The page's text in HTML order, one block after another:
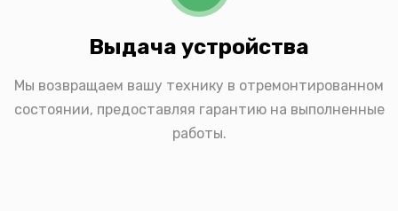
Выдача устройства
Мы возвращаем вашу технику в отремонтированном
состоянии, предоставляя гарантию на выполненные
работы.